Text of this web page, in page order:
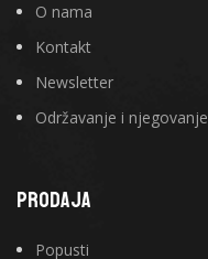
O nama
Kontakt
Newsletter
Održavanje i njegovanje
PRODAJA
Popusti